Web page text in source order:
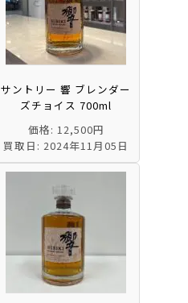
サントリー 響 ブレンダー
ズチョイス 700ml
価格: 12,500円
買取日: 2024年11月05日